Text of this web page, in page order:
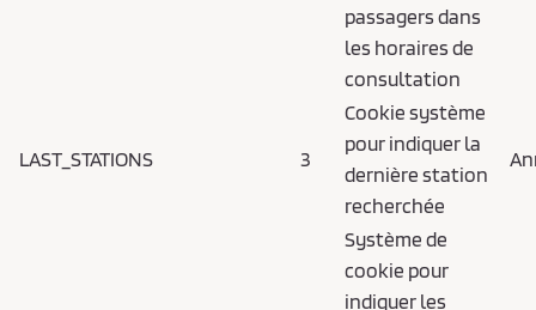
passagers dans
les horaires de
consultation
LAST_STATIONS 3
Cookie système
pour indiquer la
dernière station
recherchée
Système de
cookie pour
indiquer les